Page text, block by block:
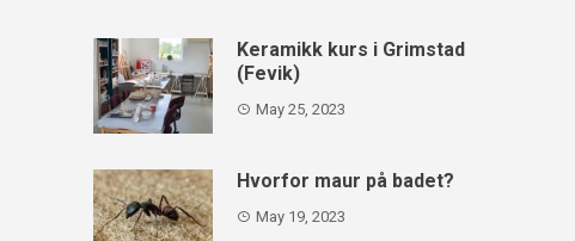
Keramikk kurs i Grimstad
(Fevik)
May 25, 2023
Hvorfor maur på badet?
May 19, 2023